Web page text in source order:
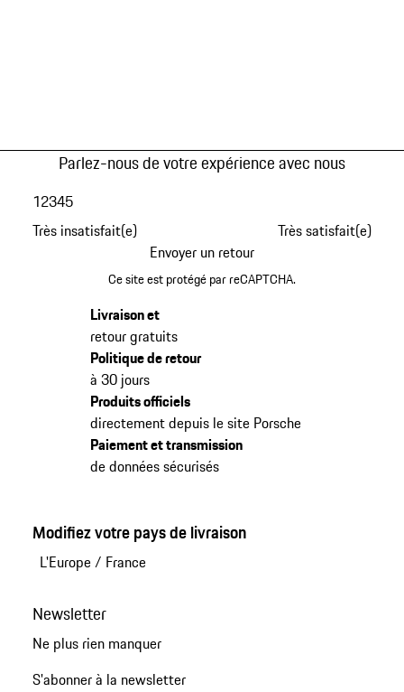
Parlez-nous de votre expérience avec nous
Très insatisfait(e)
12345
Très satisfait(e)
Envoyer un retour
Ce site est protégé par reCAPTCHA.
Livraison et
retour gratuits
Politique de retour
à 30 jours
Produits officiels
directement depuis le site Porsche
Paiement et transmission
de données sécurisés
Modifiez votre pays de livraison
L'Europe/ France
Newsletter
Ne plus rien manquer
S'abonner à la newsletter